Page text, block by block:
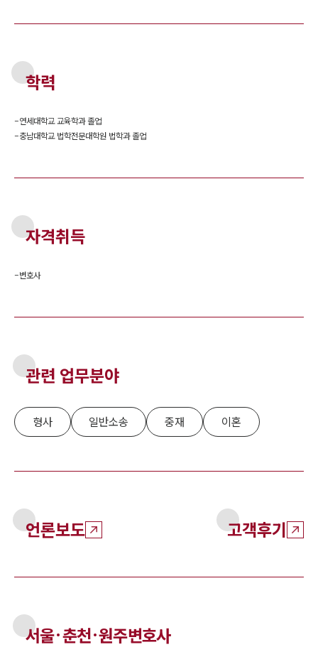
학력
-연세대학교 교육학과 졸업
-충남대학교 법학전문대학원 법학과 졸업
자격취득
-변호사
관련 업무분야
형사 일반소송 중재 이혼
언론보도 고객후기
서울·춘천·원주변호사